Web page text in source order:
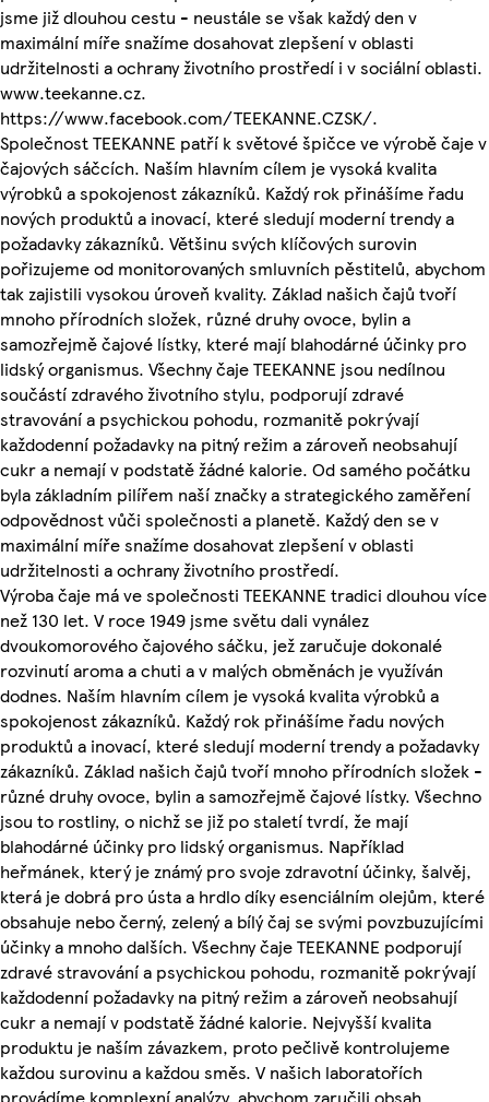
jsme již dlouhou cestu - neustále se však každý den v
maximální míře snažíme dosahovat zlepšení v oblasti
udržitelnosti a ochrany životního prostředí i v sociální oblasti.
www.teekanne.cz.
https://www.facebook.com/TEEKANNE.CZSK/.
Společnost TEEKANNE patří k světové špičce ve výrobě čaje v
čajových sáčcích. Naším hlavním cílem je vysoká kvalita
výrobků a spokojenost zákazníků. Každý rok přinášíme řadu
nových produktů a inovací, které sledují moderní trendy a
požadavky zákazníků. Většinu svých klíčových surovin
pořizujeme od monitorovaných smluvních pěstitelů, abychom
tak zajistili vysokou úroveň kvality. Základ našich čajů tvoří
mnoho přírodních složek, různé druhy ovoce, bylin a
samozřejmě čajové lístky, které mají blahodárné účinky pro
lidský organismus. Všechny čaje TEEKANNE jsou nedílnou
součástí zdravého životního stylu, podporují zdravé
stravování a psychickou pohodu, rozmanitě pokrývají
každodenní požadavky na pitný režim a zároveň neobsahují
cukr a nemají v podstatě žádné kalorie. Od samého počátku
byla základním pilířem naší značky a strategického zaměření
odpovědnost vůči společnosti a planetě. Každý den se v
maximální míře snažíme dosahovat zlepšení v oblasti
udržitelnosti a ochrany životního prostředí.
Výroba čaje má ve společnosti TEEKANNE tradici dlouhou více
než 130 let. V roce 1949 jsme světu dali vynález
dvoukomorového čajového sáčku, jež zaručuje dokonalé
rozvinutí aroma a chuti a v malých obměnách je využíván
dodnes. Naším hlavním cílem je vysoká kvalita výrobků a
spokojenost zákazníků. Každý rok přinášíme řadu nových
produktů a inovací, které sledují moderní trendy a požadavky
zákazníků. Základ našich čajů tvoří mnoho přírodních složek -
různé druhy ovoce, bylin a samozřejmě čajové lístky. Všechno
jsou to rostliny, o nichž se již po staletí tvrdí, že mají
blahodárné účinky pro lidský organismus. Například
heřmánek, který je známý pro svoje zdravotní účinky, šalvěj,
která je dobrá pro ústa a hrdlo díky esenciálním olejům, které
obsahuje nebo černý, zelený a bílý čaj se svými povzbuzujícími
účinky a mnoho dalších. Všechny čaje TEEKANNE podporují
zdravé stravování a psychickou pohodu, rozmanitě pokrývají
každodenní požadavky na pitný režim a zároveň neobsahují
cukr a nemají v podstatě žádné kalorie. Nejvyšší kvalita
produktu je naším závazkem, proto pečlivě kontrolujeme
každou surovinu a každou směs. V našich laboratořích
provádíme komplexní analýzy, abychom zaručili obsah